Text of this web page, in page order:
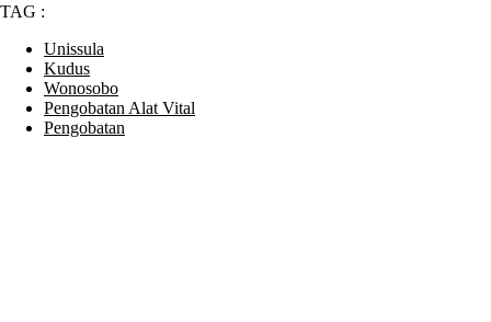
TAG :
Unissula
Kudus
Wonosobo
Pengobatan Alat Vital
Pengobatan